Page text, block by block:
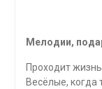
Мелодии,
Проходит
Весёлые, когда